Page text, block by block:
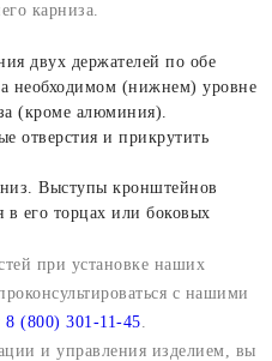
карниза.
двух держателей по обе
необходимом (нижнем) уровне
(кроме алюминия).
отверстия и прикрутить
Выступы кронштейнов
в его торцах или боковых
при установке наших
с нашими
8 (800) 301-11-45
и управления изделием, вы